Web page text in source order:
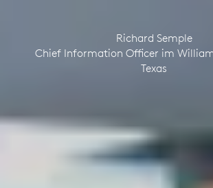
Richard Semple
Chief Information Officer im
Texas